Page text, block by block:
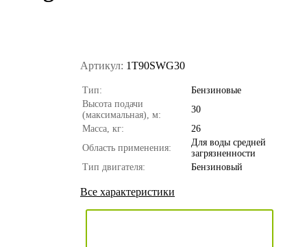
Артикул: 1T90SWG30
Тип:
Бензиновые
Высота подачи
(максимальная), м:
30
Масса, кг:
26
Область применения:
Для воды средней
загрязненности
Тип двигателя:
Бензиновый
Все характеристики